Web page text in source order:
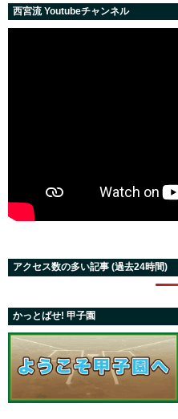
西宮流 Youtubeチャンネル
アクセス数の多い記事 (過去24時間)
かっとばせ! 甲子園